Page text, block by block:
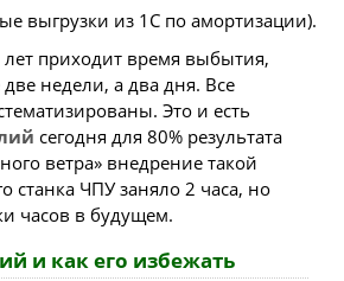
выгрузки из 1С по амортизации).
лет приходит время выбытия,
недели, а два дня. Все
Это и есть
сегодня для 80% результата
ветра» внедрение такой
станка ЧПУ заняло 2 часа, но
часов в будущем.
и как его избежать